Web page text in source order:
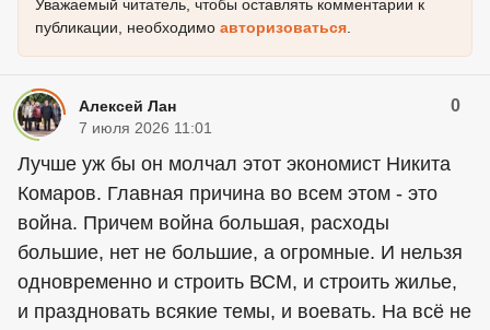
Уважаемый читатель, чтобы оставлять комментарии к
публикации, необходимо авторизоваться
Алексей Лан 0
7 июля 2026 11:01
Лучше уж бы он молчал этот экономист Никита
Комаров. Главная причина во всем этом - это
война. Причем война большая, расходы
большие, нет не большие, а огромные. И нельзя
одновременно и строить ВСМ, и строить жилье,
и праздновать всякие темы, и воевать. На всё не